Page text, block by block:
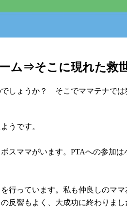
ーム⇒そこに現れた
しょうか？ そこでママテナで
うです。
スママがいます。PTAへの参加
っています。私も仲良しのマ
反響もよく、大成功に終わりまし